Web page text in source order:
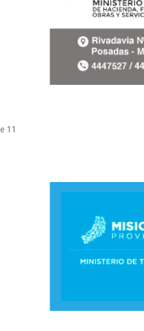
11